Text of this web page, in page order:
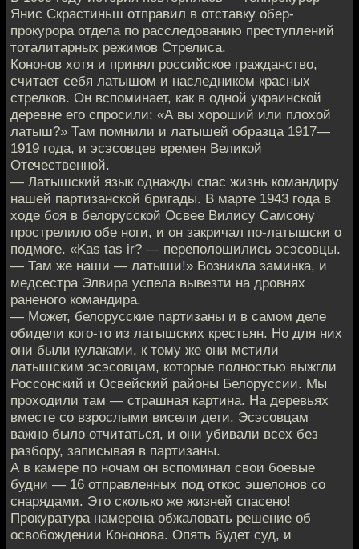
Янис Скрастиньш отправил в отставку обер-
прокурора отдела по расследованию преступлений
тоталитарных режимов Стрелиса.
Кононов хотя и принял российское гражданство,
считает себя латышом и наследником красных
стрелков. Он вспоминает, как в одной украинской
деревне его спросили: «А вы хороший или плохой
латыш?» Там помнили и латышей образца 1917—
1919 года, и эсэсовцев времен Великой
Отечественной.
— Латышский язык однажды спас жизнь командиру
нашей партизанской бригады. В марте 1943 года в
ходе боя в белорусской Освее Вилису Самсону
прострелило обе ноги, и он закричал по-латышски о
подмоге. «Kas tas ir? — переполошились эсэсовцы.
— Там же наши — латыши!» Возникла заминка, и
медсестра Элвира успела вывезти на дровнях
раненого командира.
— Может, белорусские партизаны и в самом деле
обидели кого-то из латышских крестьян. Но для них
они были кулаками, к тому же они мстили
латышским эсэсовцам, которые полностью выжгли
Россонский и Освейский районы Белоруссии. Мы
проходили там — страшная картина. На деревьях
вместе со взрослыми висели дети. Эсэсовцам
важно было отчитаться, и они убивали всех без
разбору, записывая в партизаны.
А в камере по ночам он вспоминал свои боевые
будни — 16 отправленных под откос эшелонов со
снарядами. Это сколько же жизней спасено!
Прокуратура намерена обжаловать решение об
освобождении Кононова. Опять будет суд, и